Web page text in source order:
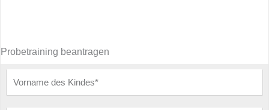
Probetraining beantragen
Vorname
des